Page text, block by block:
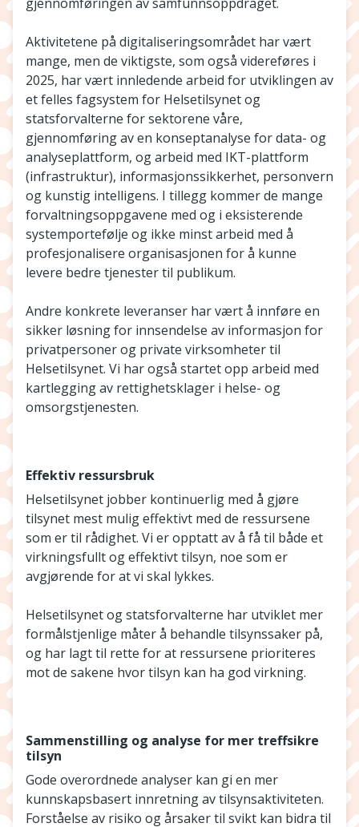
Aktivitetene på digitaliseringsområdet har vært
mange, men de viktigste, som også videreføres i
2025, har vært innledende arbeid for utviklingen av
et felles fagsystem for Helsetilsynet og
statsforvalterne for sektorene våre,
gjennomføring av en konseptanalyse for data- og
analyseplattform, og arbeid med IKT-plattform
(infrastruktur), informasjonssikkerhet, personvern
og kunstig intelligens. I tillegg kommer de mange
forvaltningsoppgavene med og i eksisterende
systemportefølje og ikke minst arbeid med å
profesjonalisere organisasjonen for å kunne
levere bedre tjenester til publikum.
Andre konkrete leveranser har vært å innføre en
sikker løsning for innsendelse av informasjon for
privatpersoner og private virksomheter til
Helsetilsynet. Vi har også startet opp arbeid med
kartlegging av rettighetsklager i helse- og
omsorgstjenesten.
Effektiv ressursbruk
Helsetilsynet jobber kontinuerlig med å gjøre
tilsynet mest mulig effektivt med de ressursene
som er til rådighet. Vi er opptatt av å få til både et
virkningsfullt og effektivt tilsyn, noe som er
avgjørende for at vi skal lykkes.
Helsetilsynet og statsforvalterne har utviklet mer
formålstjenlige måter å behandle tilsynssaker på,
og har lagt til rette for at ressursene prioriteres
mot de sakene hvor tilsyn kan ha god virkning.
Sammenstilling og analyse for mer treffsikre
tilsyn
Gode overordnede analyser kan gi en mer
kunnskapsbasert innretning av tilsynsaktiviteten.
Forståelse av risiko og årsaker til svikt kan bidra til